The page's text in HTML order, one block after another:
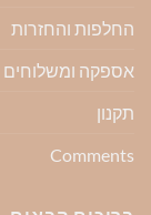
החלפות והחזרות
אספקה ומשלוחים
תקנון
Comments